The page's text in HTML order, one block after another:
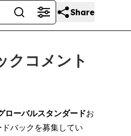
Share
クコメント
ローバルスタンダードお
バックを募集してい